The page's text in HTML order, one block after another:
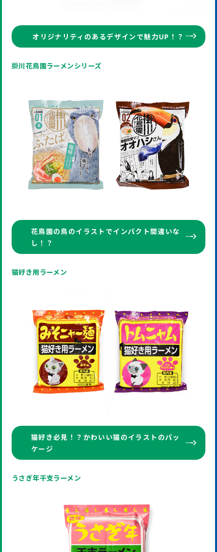
オリジナリティのあるデザインで魅力UP！？
掛川花鳥園ラーメンシリーズ
花鳥園の鳥のイラストでインパクト間違いな
し！？
猫好き用ラーメン
猫好き必見！？かわいい猫のイラストのパッ
ケージ
うさぎ年干支ラーメン